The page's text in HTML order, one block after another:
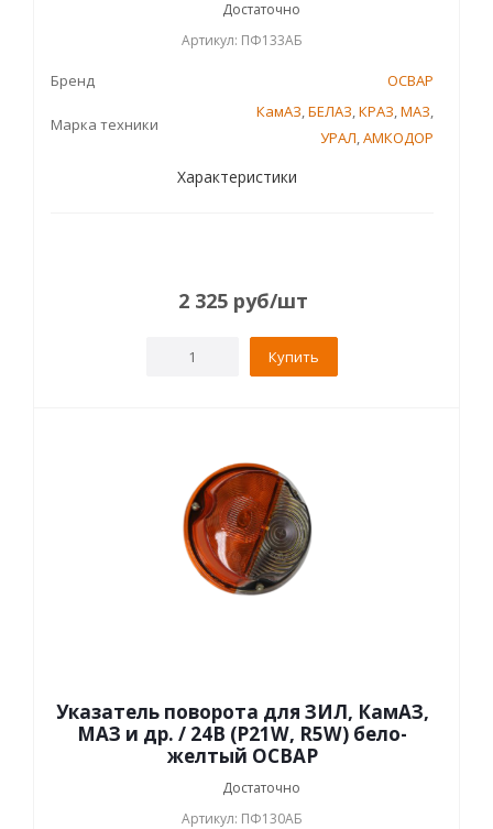
Достаточно
Артикул: ПФ133АБ
Бренд ОСВАР
Марка техники
КамАЗ,БЕЛАЗ,КРАЗ,МАЗ,
УРАЛ,АМКОДОР
Характеристики
2 325руб/шт
Купить
Указатель поворота для ЗИЛ, КамАЗ,
МАЗ и др. / 24В (P21W, R5W) бело-
желтый ОСВАР
Достаточно
Артикул: ПФ130АБ